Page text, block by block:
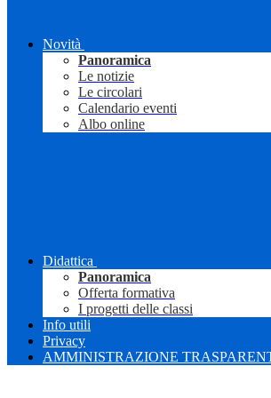
Novità
Panoramica
Le notizie
Le circolari
Calendario eventi
Albo online
Didattica
Panoramica
Offerta formativa
I progetti delle classi
Info utili
Privacy
AMMINISTRAZIONE